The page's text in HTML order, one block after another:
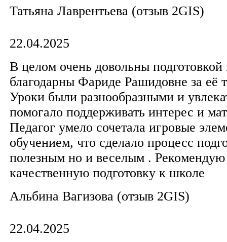
Татьяна Лаврентьева​ (отзыв 2GIS)
22.04.2025
В целом очень довольны
благодарны Фариде Рашидовне за её
Уроки были разнообразными и
помогало поддерживать интерес и
Педагог умело сочетала игровые
обучением, что сделало процесс
полезным но и веселым .
качественную подготовку к школе
​Альбина Вагизова (отзыв 2GIS)
22.04.2025